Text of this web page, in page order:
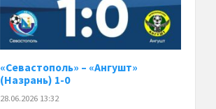
«Севастополь» – «Ангушт»
(Назрань) 1-0
28.06.2026 13:32